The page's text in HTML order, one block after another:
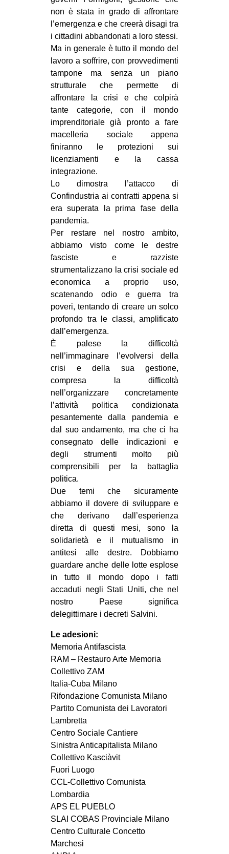
non è stata in grado di affrontare
l’emergenza e che creerà disagi tra
i cittadini abbandonati a loro stessi.
Ma in generale è tutto il mondo del
lavoro a soffrire, con provvedimenti
tampone ma senza un piano
strutturale che permette di
affrontare la crisi e che colpirà
tante categorie, con il mondo
imprenditoriale già pronto a fare
macelleria sociale appena
finiranno le protezioni sui
licenziamenti e la cassa
integrazione.
Lo dimostra l’attacco di
Confindustria ai contratti appena si
era superata la prima fase della
pandemia.
Per restare nel nostro ambito,
abbiamo visto come le destre
fasciste e razziste
strumentalizzano la crisi sociale ed
economica a proprio uso,
scatenando odio e guerra tra
poveri, tentando di creare un solco
profondo tra le classi, amplificato
dall’emergenza.
È palese la difficoltà
nell’immaginare l’evolversi della
crisi e della sua gestione,
compresa la difficoltà
nell’organizzare concretamente
l’attività politica condizionata
pesantemente dalla pandemia e
dal suo andamento, ma che ci ha
consegnato delle indicazioni e
degli strumenti molto più
comprensibili per la battaglia
politica.
Due temi che sicuramente
abbiamo il dovere di sviluppare e
che derivano dall’esperienza
diretta di questi mesi, sono la
solidarietà e il mutualismo in
antitesi alle destre. Dobbiamo
guardare anche delle lotte esplose
in tutto il mondo dopo i fatti
accaduti negli Stati Uniti, che nel
nostro Paese significa
delegittimare i decreti Salvini.
Le adesioni:
Memoria Antifascista
RAM – Restauro Arte Memoria
Collettivo ZAM
Italia-Cuba Milano
Rifondazione Comunista Milano
Partito Comunista dei Lavoratori
Lambretta
Centro Sociale Cantiere
Sinistra Anticapitalista Milano
Collettivo Kasciàvit
Fuori Luogo
CCL-Collettivo Comunista
Lombardia
APS EL PUEBLO
SLAI COBAS Provinciale Milano
Centro Culturale Concetto
Marchesi